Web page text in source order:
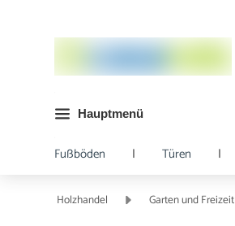
Hauptmenü
Fußböden | Türen |
Holzhandel Garten und Freizeit